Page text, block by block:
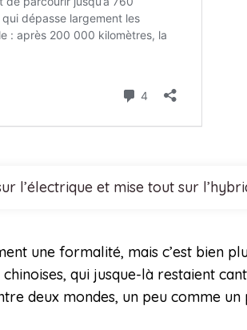
l’électrique et mise tout sur
une formalité, mais c’est bien
qui jusque-là restaient
deux mondes, un peu comme